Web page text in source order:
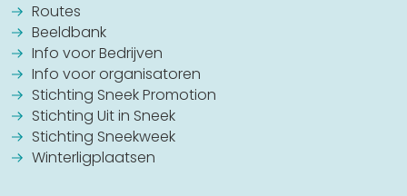
Routes
Beeldbank
Info voor Bedrijven
Info voor organisatoren
Stichting Sneek Promotion
Stichting Uit in Sneek
Stichting Sneekweek
Winterligplaatsen